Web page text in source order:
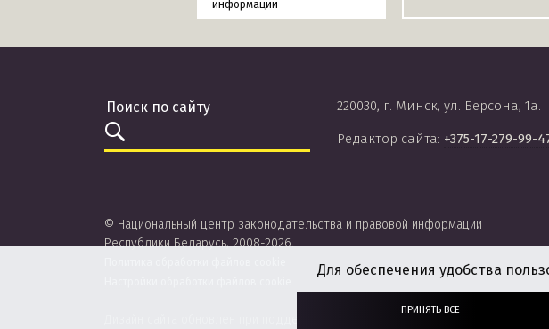
информации
220030, г. Минск, ул. Берсона, 1а.
Редактор сайта: +375-17-279-99-
© Национальный центр законодательства и правовой информации
Республики Беларусь, 2008-2026.
Для обеспечения удобства
ПРИНЯТЬ ВСЕ